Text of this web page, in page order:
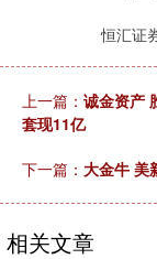
恒汇证
上一篇： 诚金资产
套现11亿
下一篇： 大金牛 美
相关文章